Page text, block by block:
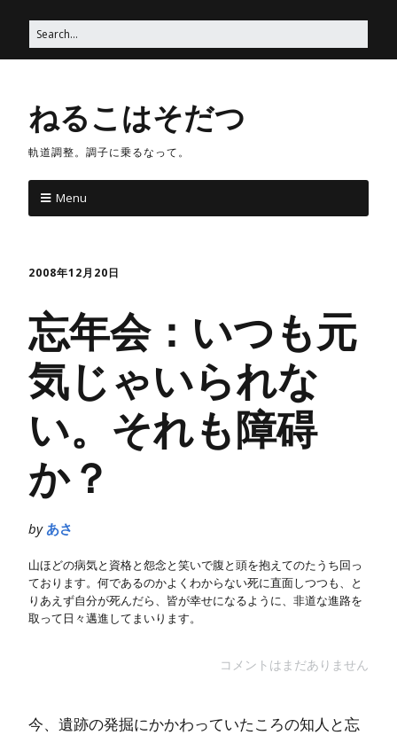
ねるこはそだつ
軌道調整。調子に乗るなって。
Menu
2008年12月20日
忘年会：いつも元
気じゃいられな
い。それも障碍
か？
by あさ
山ほどの病気と資格と怨念と笑いで腹と頭を抱えてのたうち回っ
ております。何であるのかよくわからない死に直面しつつも、と
りあえず自分が死んだら、皆が幸せになるように、非道な進路を
取って日々邁進してまいります。
コメントはまだありません
今、遺跡の発掘にかかわっていたころの知人と忘